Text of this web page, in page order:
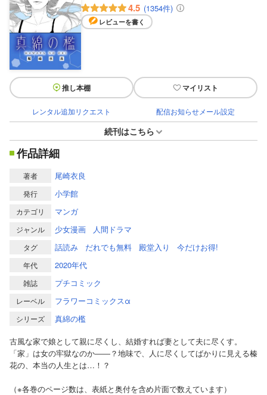
4.5 (1354件)
レビューを書く
推し本棚 マイリスト
レンタル追加リクエスト 配信お知らせメール設定
続刊はこちら
作品詳細
著者 尾崎衣良
発行 小学館
カテゴリ マンガ
ジャンル 少女漫画 人間ドラマ
タグ 話読み だれでも無料 殿堂入り 今だけお得!
年代 2020年代
雑誌 プチコミック
レーベル フラワーコミックスα
シリーズ
真綿の檻
古風な家で娘として親に尽くし、結婚すれば妻として夫に尽くす。
「家」は女の牢獄なのか――？地味で、人に尽くしてばかりに見える榛
花の、本当の人生とは…！？
（※各巻のページ数は、表紙と奥付を含め片面で数えています）